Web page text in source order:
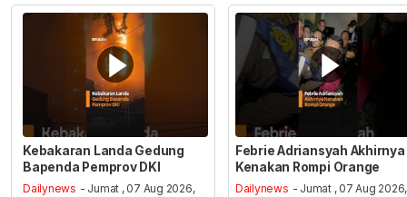
Kebakaran Landa Gedung
Bapenda Pemprov DKI
Dailynews - Jumat , 07 Aug 2026,
Febrie Adriansyah Akhirnya
Kenakan Rompi Orange
Dailynews - Jumat , 07 Aug 2026,